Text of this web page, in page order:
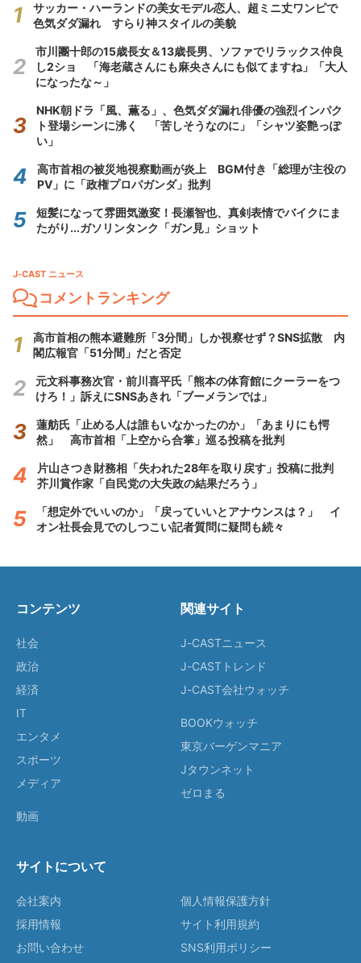
サッカー・ハーランドの美女モデル恋人、超ミニ丈ワンピで
色気ダダ漏れ すらり神スタイルの美貌
市川團十郎の15歳長女＆13歳長男、ソファでリラックス仲良
し2ショ 「海老蔵さんにも麻央さんにも似てますね」「大人
になったな～」
NHK朝ドラ「風、薫る」、色気ダダ漏れ俳優の強烈インパク
ト登場シーンに沸く 「苦しそうなのに」「シャツ姿艶っぽ
い」
高市首相の被災地視察動画が炎上 BGM付き「総理が主役の
PV」に「政権プロパガンダ」批判
短髪になって雰囲気激変！長瀬智也、真剣表情でバイクにま
たがり...ガソリンタンク「ガン見」ショット
J-CAST ニュース
コメントランキング
高市首相の熊本避難所「3分間」しか視察せず？SNS拡散 内
閣広報官「51分間」だと否定
元文科事務次官・前川喜平氏「熊本の体育館にクーラーをつ
けろ！」訴えにSNSあきれ「ブーメランでは」
蓮舫氏「止める人は誰もいなかったのか」「あまりにも愕
然」 高市首相「上空から合掌」巡る投稿を批判
片山さつき財務相「失われた28年を取り戻す」投稿に批判
芥川賞作家「自民党の大失政の結果だろう」
「想定外でいいのか」「戻っていいとアナウンスは？」 イ
オン社長会見でのしつこい記者質問に疑問も続々
コンテンツ
社会
政治
経済
IT
エンタメ
スポーツ
メディア
動画
関連サイト
J-CASTニュース
J-CASTトレンド
J-CAST会社ウォッチ
BOOKウォッチ
東京バーゲンマニア
Jタウンネット
ゼロまる
サイトについて
会社案内
採用情報
お問い合わせ
個人情報保護方針
サイト利用規約
SNS利用ポリシー